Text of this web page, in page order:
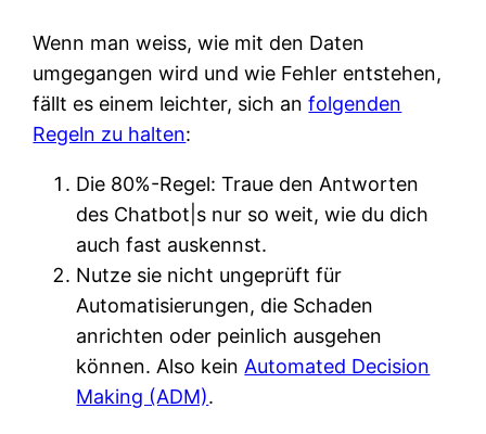
Wenn man weiss, wie mit den Daten
umgegangen wird und wie Fehler entstehen,
fällt es einem leichter, sich anfolgenden
Regeln zu halten:
Die 80%-Regel: Traue den Antworten
des Chatbot|s nur so weit, wie du dich
auch fast auskennst.
Nutze sie nicht ungeprüft für
Automatisierungen, die Schaden
anrichten oder peinlich ausgehen
können. Also keinAutomated Decision
Making (ADM).